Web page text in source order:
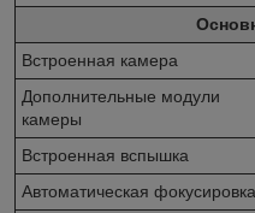
Встроенная камера
Дополнительные модули
камеры
Встроенная вспышка
Автоматическая фокусировка